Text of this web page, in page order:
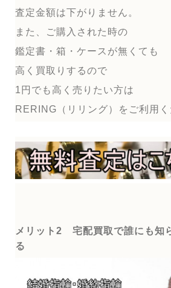
査定金額は下がりません。
また、ご購入された時の
鑑定書・箱・ケースが無くても
高く買取りするので
1円でも高く売りたい方は
RERING（リリング）をご利用く
メリット2 宅配買取で誰にも知
る